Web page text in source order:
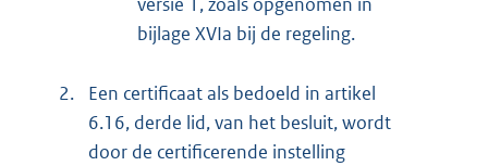
versie 1, zoals opgenomen in
bijlage XVIa bij de regeling.
2.
Een certificaat als bedoeld in artikel
6.16, derde lid, van het besluit, wordt
door de certificerende instelling